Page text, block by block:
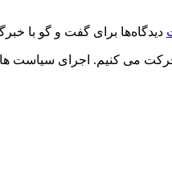
دیدگاه‌ها برای گفت و گو با
می کنیم. اجرای سیاست